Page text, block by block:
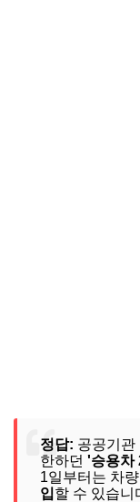
정답: 공공기관
한하던 '승용차
1일부터는 차
입할 수 있습니